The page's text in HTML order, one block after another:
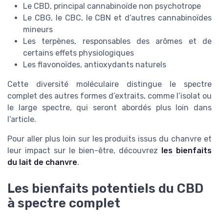
Le CBD, principal cannabinoïde non psychotrope
Le CBG, le CBC, le CBN et d’autres cannabinoïdes
mineurs
Les terpènes, responsables des arômes et de
certains effets physiologiques
Les flavonoïdes, antioxydants naturels
Cette diversité moléculaire distingue le spectre
complet des autres formes d’extraits, comme l’isolat ou
le large spectre, qui seront abordés plus loin dans
l’article.
Pour aller plus loin sur les produits issus du chanvre et
leur impact sur le bien-être, découvrez les bienfaits
du lait de chanvre.
Les bienfaits potentiels du CBD
à spectre complet